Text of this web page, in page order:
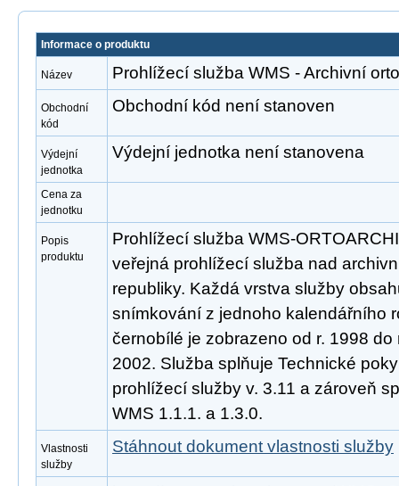
Informace o produktu
Název Prohlížecí služba WMS - Archivní
Obchodní
kód
Obchodní kód není stanoven
Výdejní
jednotka
Výdejní jednotka není stanovena
Cena za
jednotku
Popis
produktu
Prohlížecí služba WMS-
veřejná prohlížecí služba nad
republiky. Každá vrstva služby
snímkování z jednoho kalendářního
černobílé je zobrazeno od r. 1998
2002. Služba splňuje Technické
prohlížecí služby v. 3.11 a zároveň
WMS 1.1.1. a 1.3.0.
Vlastnosti
služby
Stáhnout dokument vlastnosti služby